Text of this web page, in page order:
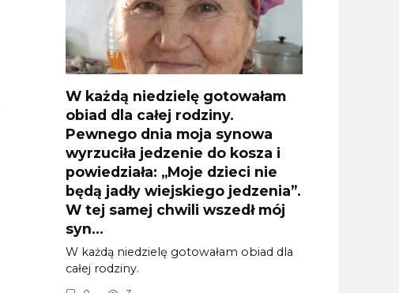
W każdą niedzielę gotowałam
obiad dla całej rodziny.
Pewnego dnia moja synowa
wyrzuciła jedzenie do kosza i
powiedziała: „Moje dzieci nie
będą jadły wiejskiego jedzenia”.
W tej samej chwili wszedł mój
syn…
W każdą niedzielę gotowałam obiad dla
całej rodziny.